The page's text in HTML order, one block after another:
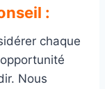
:
chaque
Nous